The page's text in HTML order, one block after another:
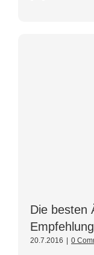
Die besten
20.7.2016 0